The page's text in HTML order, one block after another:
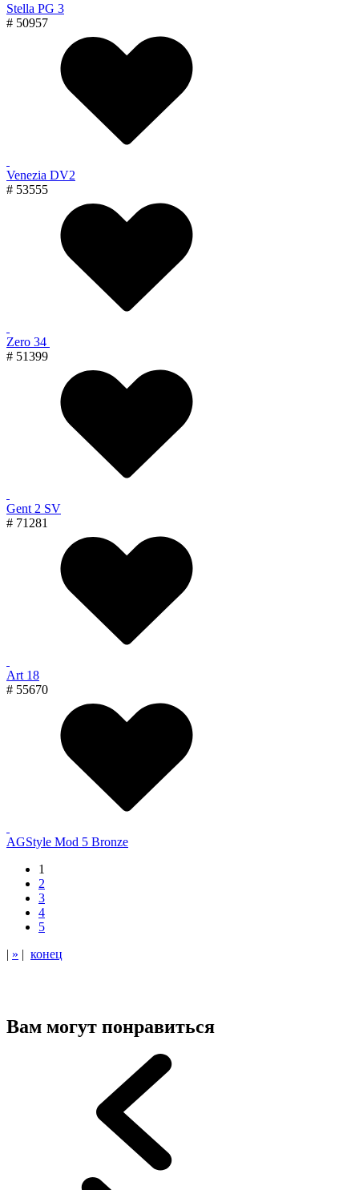
Stella PG 3
# 50957
Venezia DV2
# 53555
Zero 34
# 51399
Gent 2 SV
# 71281
Art 18
# 55670
AGStyle Mod 5 Bronze
1
2
3
4
5
| » | конец
Вам могут понравиться